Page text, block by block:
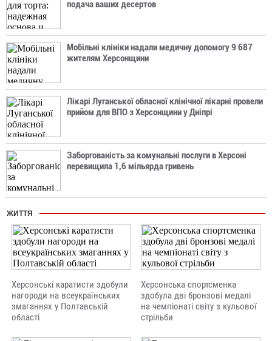
подача ваших десертов
Мобільні клініки надали медичну допомогу 9 687
жителям Херсонщини
Лікарі Луганської обласної клінічної лікарні провели
прийом для ВПО з Херсонщини у Дніпрі
Заборгованість за комунальні послуги в Херсоні
перевищила 1,6 мільярда гривень
ЖИТТЯ
Херсонські каратисти здобули
нагороди на всеукраїнських
змаганнях у Полтавській
області
Херсонська спортсменка
здобула дві бронзові медалі
на чемпіонаті світу з кульової
стрільби